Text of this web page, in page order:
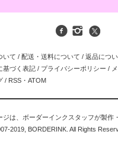
いて / 配送・送料について / 返品につ
基づく表記 / プライバシーポリシー /
/ RSS ・ ATOM
ジは、ボーダーインクスタッフが製作
2019, BORDERINK. All Rights